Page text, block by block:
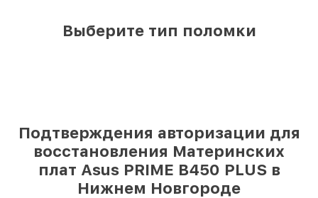
Выберите тип поломки
Подтверждения авторизации для
восстановления Материнских
плат Asus PRIME B450 PLUS в
Нижнем Новгороде